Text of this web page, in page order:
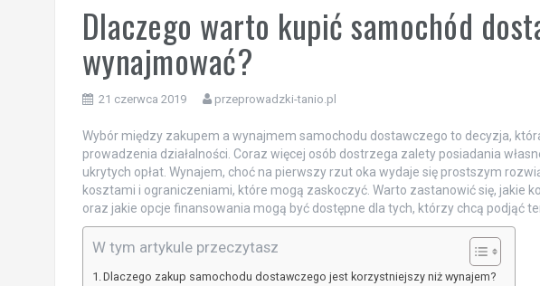
Dlaczego warto kupić samochód
wynajmować?
21 czerwca 2019 przeprowadzki-tanio.pl
Wybór między zakupem a wynajmem samochodu dostawczego to decyzja,
prowadzenia działalności. Coraz więcej osób dostrzega zalety posiadania
ukrytych opłat. Wynajem, choć na pierwszy rzut oka wydaje się prostszym
kosztami i ograniczeniami, które mogą zaskoczyć. Warto zastanowić się, jakie
oraz jakie opcje finansowania mogą być dostępne dla tych, którzy chcą podjąć
W tym artykule przeczytasz
Dlaczego zakup samochodu dostawczego jest korzystniejszy niż wynajem?